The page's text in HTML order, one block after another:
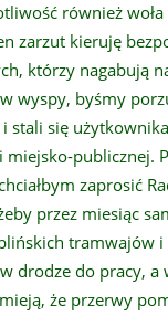
również
zarzut kieruję
którzy nagabują
wyspy, byśmy
stali się
miejsko-publicznej.
zaprosić
przez miesiąc
tramwajów i
drodze do pracy, a
że przerwy